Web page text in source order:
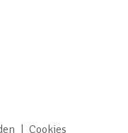
Cookies